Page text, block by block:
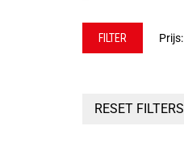
Min.
Max.FILTER Prijs:
RESET FILTERS